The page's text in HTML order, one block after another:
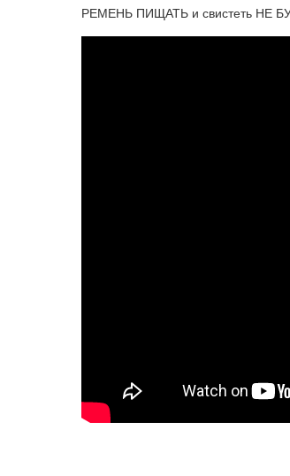
РЕМЕНЬ ПИЩАТЬ и свистеть НЕ